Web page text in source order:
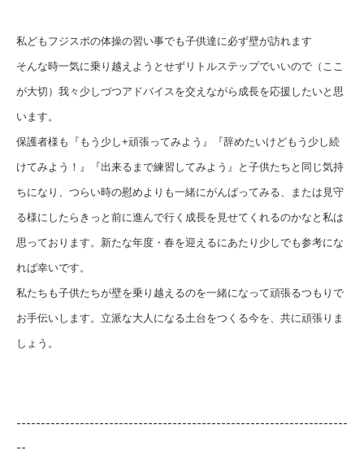
私どもフジスポの体操の習い事でも子供達に必ず壁が訪れます
そんな時一気に乗り越えようとせずリトルステップでいいので（ここ
が大切）我々少しづつアドバイスを交えながら成長を応援したいと思
います。
保護者様も『もう少し+頑張ってみよう』『辞めたいけどもう少し続
けてみよう！』『出来るまで練習してみよう』と子供たちと同じ気持
ちになり、つらい時の慰めよりも一緒にがんばってみる、または見守
る様にしたらきっと前に進んで行く成長を見せてくれるのかなと私は
思っております。新たな年度・春を迎えるにあたり少しでも参考にな
れば幸いです。
私たちも子供たちが壁を乗り越えるのを一緒になって頑張るつもりで
お手伝いします。立派な大人になる土台をつくる今を、共に頑張りま
しょう。
--------------------------------------------------------------------